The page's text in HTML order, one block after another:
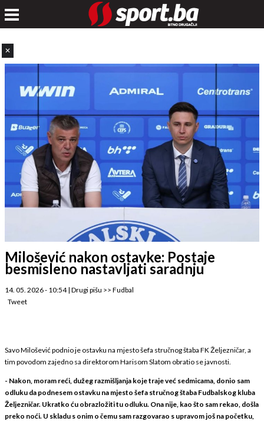
✕
Milošević nakon ostavke: Postaje
besmisleno nastavljati saradnju
14. 05. 2026 - 10:54| Drugi pišu >> Fudbal
Tweet
Savo Milošević podnio je ostavku na mjesto šefa stručnog štaba FK Željezničar, a
tim povodom zajedno sa direktorom Harisom Slatom obratio se javnosti.
- Nakon, moram reći, dužeg razmišljanja koje traje već sedmicama, donio sam
odluku da podnesem ostavku na mjesto šefa stručnog štaba Fudbalskog kluba
Željezničar. Ukratko ću obrazložiti tu odluku. Ona nije, kao što sam rekao, došla
preko noći. U skladu s onim o čemu sam razgovarao s upravom još na početku,